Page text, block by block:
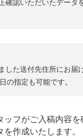
確認いただいたデータ
した送付先住所にお届
の指定も可能です。
フがご入稿内容を
作成いたします。